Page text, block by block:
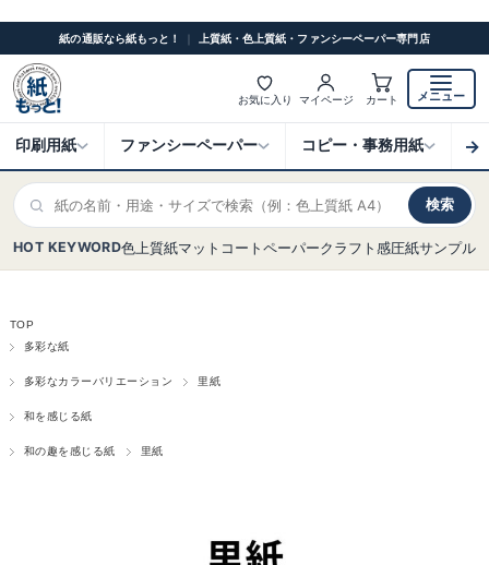
紙の通販なら紙もっと！ ｜ 上質紙・色上質紙・ファンシーペーパー専門店
お気に入り マイページ カート メニュー
印刷用紙 ファンシーペーパー コピー・事務用紙 ク
→
検索
HOT KEYWORD色上質紙マットコートペーパークラフト感圧紙サンプル
TOP
多彩な紙
多彩なカラーバリエーション 里紙
和を感じる紙
和の趣を感じる紙 里紙